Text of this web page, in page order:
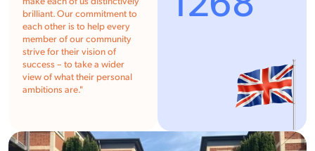
brilliant. Our commitment to
each other is to help every
member of our community
strive for their vision of
success – to take a wider
view of what their personal
ambitions are."